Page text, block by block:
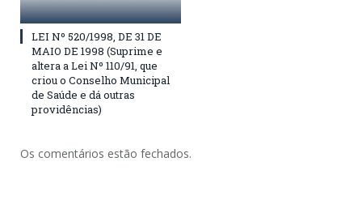
LEI Nº 520/1998, DE 31 DE
MAIO DE 1998 (Suprime e
altera a Lei Nº 110/91, que
criou o Conselho Municipal
de Saúde e dá outras
providências)
Os comentários estão fechados.